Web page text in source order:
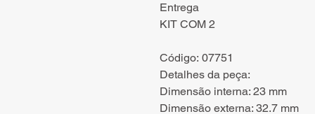
Entrega
KIT COM 2
Código: 07751
Detalhes da peça:
Dimensão interna: 23 mm
Dimensão externa: 32.7 mm